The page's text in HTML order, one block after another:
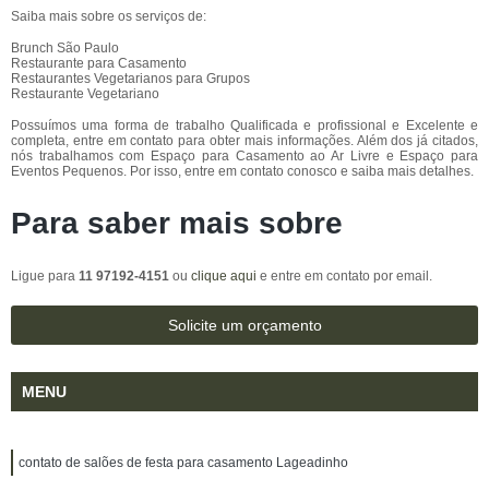
Saiba mais sobre os serviços de:
Brunch São Paulo
Restaurante para Casamento
Restaurantes Vegetarianos para Grupos
Restaurante Vegetariano
Possuímos uma forma de trabalho Qualificada e profissional e Excelente e
completa, entre em contato para obter mais informações. Além dos já citados,
nós trabalhamos com Espaço para Casamento ao Ar Livre e Espaço para
Eventos Pequenos. Por isso, entre em contato conosco e saiba mais detalhes.
Para saber mais sobre
Ligue para 11 97192-4151 ou clique aqui e entre em contato por email.
Solicite um orçamento
MENU
contato de salões de festa para casamento Lageadinho